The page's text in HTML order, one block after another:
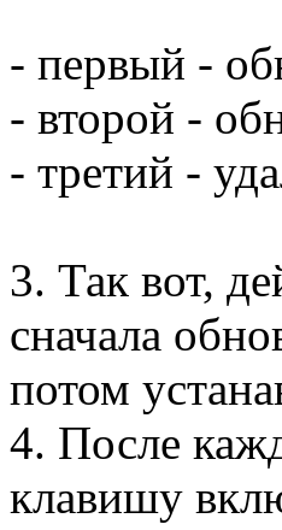
- первый -
- второй -
- третий -
3. Так вот,
сначала
потом
4. После
клавишу